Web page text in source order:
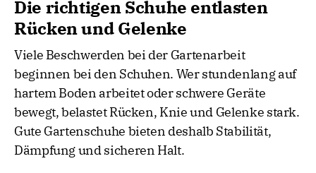
Die richtigen Schuhe entlasten
Rücken und Gelenke
Viele Beschwerden bei der Gartenarbeit
beginnen bei den Schuhen. Wer stundenlang auf
hartem Boden arbeitet oder schwere Geräte
bewegt, belastet Rücken, Knie und Gelenke stark.
Gute Gartenschuhe bieten deshalb Stabilität,
Dämpfung und sicheren Halt.